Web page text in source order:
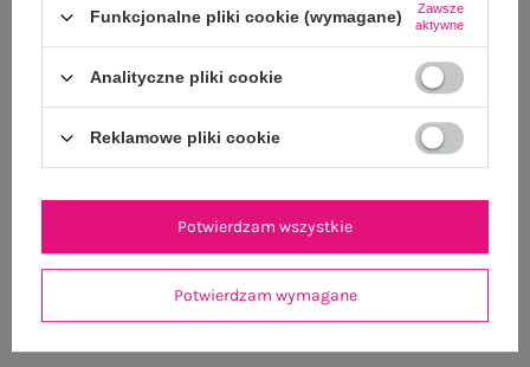
100 dni na zwrot
OPINIE O PRODUKCIE (0)
WYSYŁKA I DOSTAWA
Funkcjonalne pliki cookie (wymagane)
Zawsze
aktywne
Analityczne pliki cookie
Reklamowe pliki cookie
Potwierdzam wymagane
Potwierdzam wszystkie